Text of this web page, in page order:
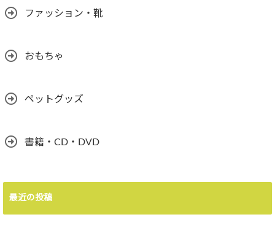
ファッション・靴
おもちゃ
ペットグッズ
書籍・CD・DVD
最近の投稿